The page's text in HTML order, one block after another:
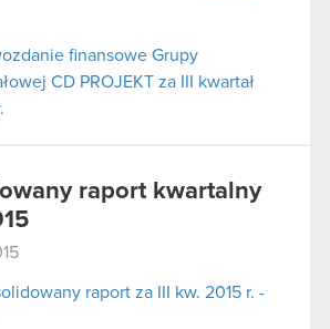
finansowe Grupy
CD PROJEKT za III kwartał
raport kwartalny
raport za III kw. 2015 r. -